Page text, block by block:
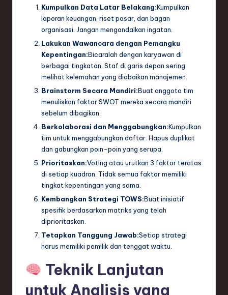
Kumpulkan Data Latar Belakang:Kumpulkan
laporan keuangan, riset pasar, dan bagan
organisasi. Jangan mengandalkan ingatan.
Lakukan Wawancara dengan Pemangku
Kepentingan:Bicaralah dengan karyawan di
berbagai tingkatan. Staf di garis depan sering
melihat kelemahan yang diabaikan manajemen.
Brainstorm Secara Mandiri:Buat anggota tim
menuliskan faktor SWOT mereka secara mandiri
sebelum dibagikan.
Berkolaborasi dan Menggabungkan:Kumpulkan
tim untuk menggabungkan daftar. Hapus duplikat
dan gabungkan poin-poin yang serupa.
Prioritaskan:Voting atau urutkan 3 faktor teratas
di setiap kuadran. Tidak semua faktor memiliki
tingkat kepentingan yang sama.
Kembangkan Strategi TOWS:Buat inisiatif
spesifik berdasarkan matriks yang telah
diprioritaskan.
Tetapkan Tanggung Jawab:Setiap strategi
harus memiliki pemilik dan tenggat waktu.
Teknik Lanjutan
untuk Analisis yang